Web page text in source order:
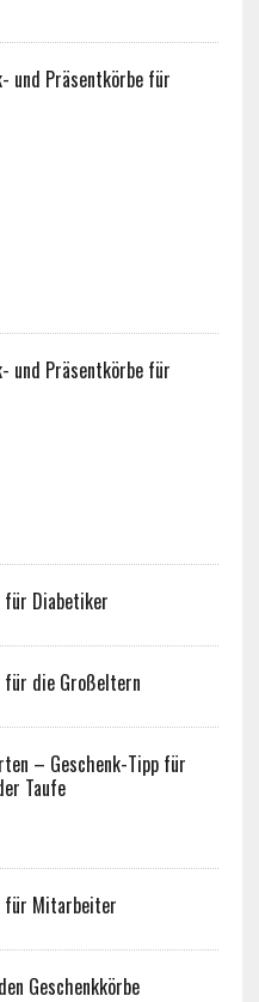
und Präsentkörbe für
und Präsentkörbe für
für Diabetiker
für die Großeltern
– Geschenk-Tipp für
Taufe
für Mitarbeiter
Geschenkkörbe